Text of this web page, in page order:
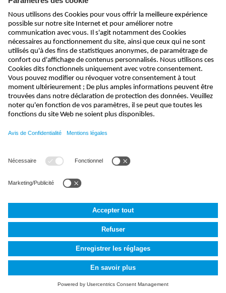
Abonnez-vous à la newsletter
envoyer
info@nivus.fr
+33 (0) 388 99 92 84
NIVUS France SAS,28 rue de Londres,75009 Paris, France
Mentions légales